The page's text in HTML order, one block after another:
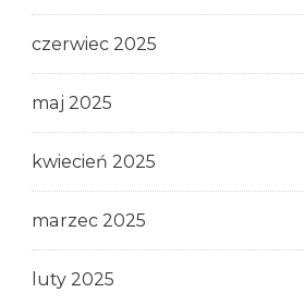
czerwiec 2025
maj 2025
kwiecień 2025
marzec 2025
luty 2025